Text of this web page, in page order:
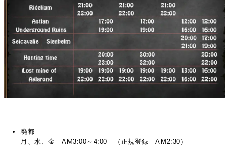
廃都
月、水、金 AM3:00～4:00 （正規登録 AM2:30）